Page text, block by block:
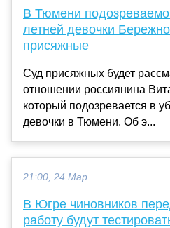
В Тюмени
летней девочки
присяжные
Суд присяжных будет
отношении россиянина
который подозревается в
девочки в Тюмени. Об э...
21:00, 24 Мар
В Югре чиновников
работу будут